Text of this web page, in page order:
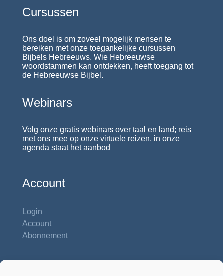
Cursussen
Ons doel is om zoveel mogelijk mensen te
bereiken met onze toegankelijke cursussen
Bijbels Hebreeuws. Wie Hebreeuwse
woordstammen kan ontdekken, heeft toegang tot
de Hebreeuwse Bijbel.
Webinars
Volg onze gratis webinars over taal en land; reis
met ons mee op onze virtuele reizen, in onze
agenda staat het aanbod.
Account
Login
Account
Abonnement
Contactgegevens